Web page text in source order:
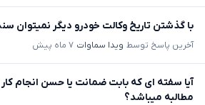
با گذشتن تاریخ وکالت خودرو دیگر نمیتوان
آخرین پاسخ توسط ویدا سماوات ۷ ماه پیش
آیا سفته ای که بابت ضمانت یا حسن انجام
مطالبه میباشد؟